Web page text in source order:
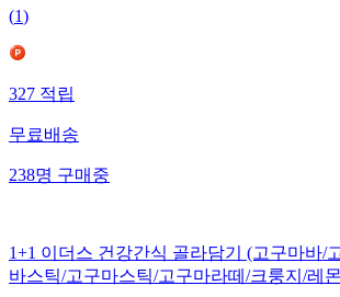
(1)
327적립
무료배송
238명구매중
1+1 이더스 건강간식 골라담기 (고구마바/
바스틱/고구마스틱/고구마라떼/크룽지/레